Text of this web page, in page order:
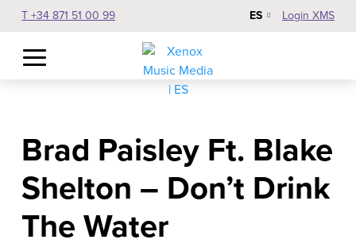
T +34 871 51 00 99 ES Login XMS
Brad Paisley Ft. Blake
Shelton – Don’t Drink
The Water